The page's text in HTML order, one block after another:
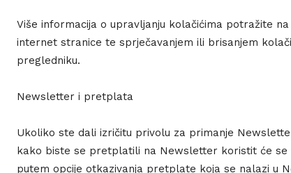
Više informacija o upravljanju kolačićima potražite
internet stranice te sprječavanjem ili brisanjem
pregledniku.
Newsletter i pretplata
Ukoliko ste dali izričitu privolu za primanje
kako biste se pretplatili na Newsletter koristit će
putem opcije otkazivanja pretplate koja se nalazi u